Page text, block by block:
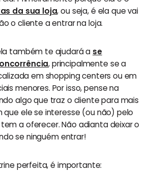
da sua loja, ou seja, é ela que vai
o cliente a entrar na loja.
também te ajudará a se
, principalmente se a
em shopping centers ou em
menores. Por isso, pense na
algo que traz o cliente para mais
ele se interesse (ou não) pelo
a oferecer. Não adianta deixar o
se ninguém entrar!
perfeita, é importante: